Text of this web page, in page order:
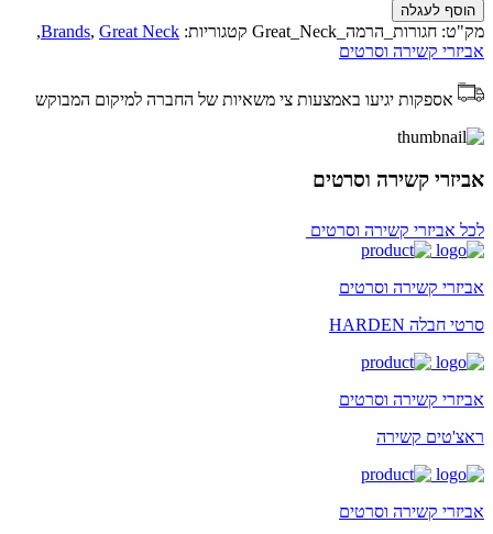
הוסף לעגלה
מק"ט: חגורות_הרמה_Great_Neck קטגוריות: Brands, Great Neck
,
אביזרי קשירה וסרטים
אספקות יגיעו באמצעות צי משאיות של החברה למיקום המבוקש
אביזרי קשירה וסרטים
לכל אביזרי קשירה וסרטים
אביזרי קשירה וסרטים
סרטי חבלה HARDEN
אביזרי קשירה וסרטים
ראצ'טים קשירה
אביזרי קשירה וסרטים